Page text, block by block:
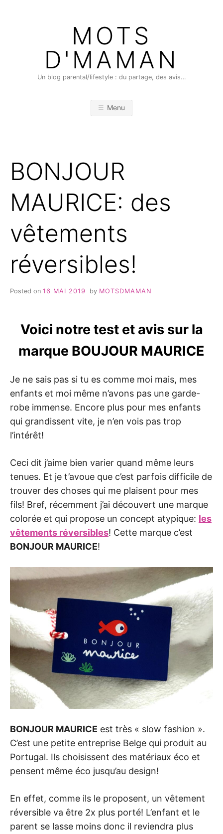
MOTS
D'MAMAN
Un blog parental/lifestyle : du partage, des avis…
Menu
BONJOUR
MAURICE: des
vêtements
réversibles!
Posted on 16 MAI 2019 by MOTSDMAMAN
Voici notre test et avis sur la
marque BOUJOUR MAURICE
Je ne sais pas si tu es comme moi mais, mes
enfants et moi même n’avons pas une garde-
robe immense. Encore plus pour mes enfants
qui grandissent vite, je n’en vois pas trop
l’intérêt!
Ceci dit j’aime bien varier quand même leurs
tenues. Et je t’avoue que c’est parfois difficile de
trouver des choses qui me plaisent pour mes
fils! Bref, récemment j’ai découvert une marque
colorée et qui propose un concept atypique: les
vêtements réversibles! Cette marque c’est
BONJOUR MAURICE!
BONJOUR MAURICE est très « slow fashion ».
C’est une petite entreprise Belge qui produit au
Portugal. Ils choisissent des matériaux éco et
pensent même éco jusqu’au design!
En effet, comme ils le proposent, un vêtement
réversible va être 2x plus porté! L’enfant et le
parent se lasse moins donc il reviendra plus